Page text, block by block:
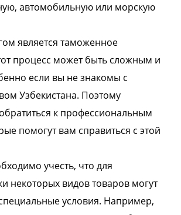
автомобильную или морскую
является таможенное
процесс может быть сложным и
если вы не знакомы с
Узбекистана. Поэтому
к профессиональным
помогут вам справиться с этой
учесть, что для
некоторых видов товаров могут
условия. Например,